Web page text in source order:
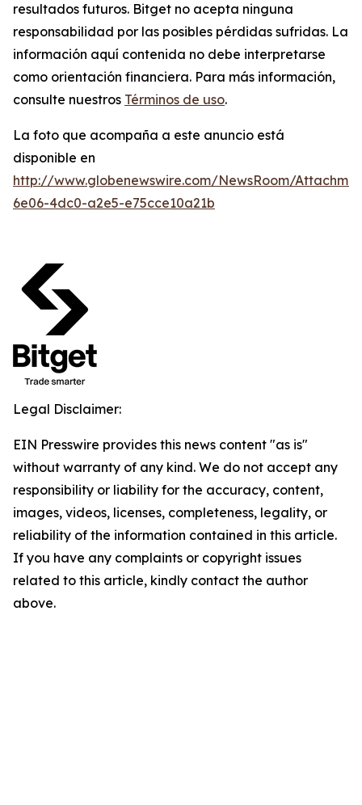
resultados futuros. Bitget no acepta ninguna
responsabilidad por las posibles pérdidas sufridas. La
información aquí contenida no debe interpretarse
como orientación financiera. Para más información,
consulte nuestros Términos de uso.
La foto que acompaña a este anuncio está
disponible en
http://www.globenewswire.com/NewsRoom/
6e06-4dc0-a2e5-e75cce10a21b
Legal Disclaimer:
EIN Presswire provides this news content "as is"
without warranty of any kind. We do not accept any
responsibility or liability for the accuracy, content,
images, videos, licenses, completeness, legality, or
reliability of the information contained in this article.
If you have any complaints or copyright issues
related to this article, kindly contact the author
above.